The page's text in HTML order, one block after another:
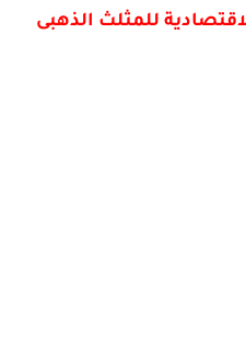
للمثلث الذهبى